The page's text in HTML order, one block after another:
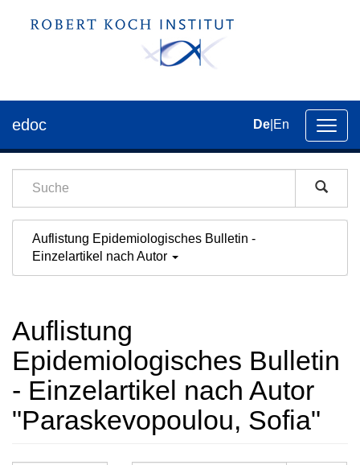
der
edoc De En
Auflistung Epidemiologisches Bulletin -
Einzelartikel nach Autor
Auflistung
Epidemiologisches Bulletin
- Einzelartikel nach Autor
"Paraskevopoulou, Sofia"